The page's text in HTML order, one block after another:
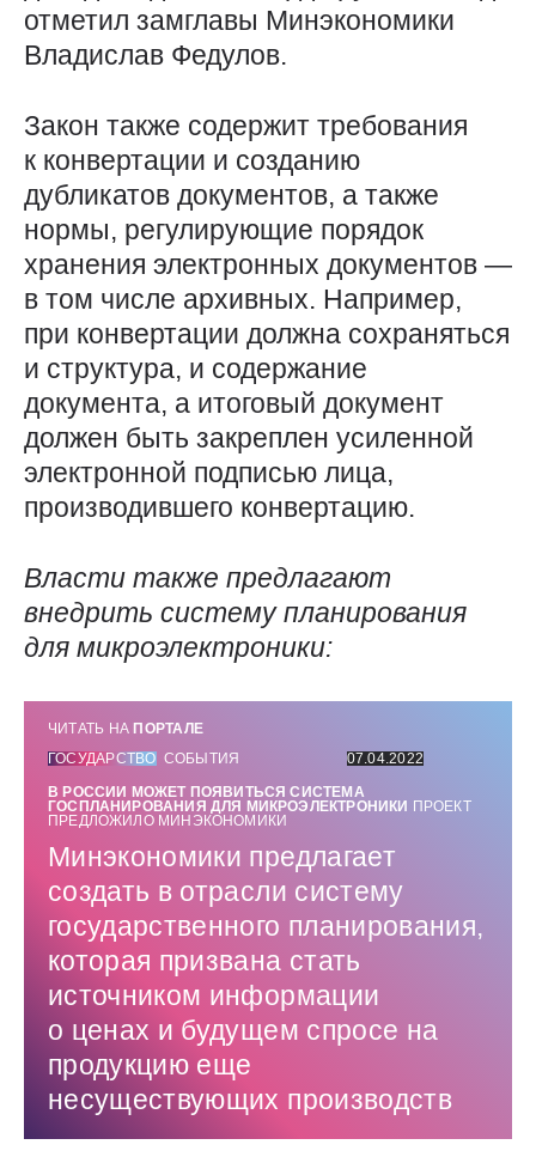
отметил замглавы Минэкономики
Владислав Федулов.
Закон также содержит требования
к конвертации и созданию
дубликатов документов, а также
нормы, регулирующие порядок
хранения электронных документов —
в том числе архивных. Например,
при конвертации должна сохраняться
и структура, и содержание
документа, а итоговый документ
должен быть закреплен усиленной
электронной подписью лица,
производившего конвертацию.
Власти также предлагают
внедрить систему планирования
для микроэлектроники:
ЧИТАТЬ НА ПОРТАЛЕ
ГОСУДАРСТВО СОБЫТИЯ
07.04.2022
В РОССИИ МОЖЕТ ПОЯВИТЬСЯ СИСТЕМА
ГОСПЛАНИРОВАНИЯ ДЛЯ МИКРОЭЛЕКТРОНИКИ ПРОЕКТ
ПРЕДЛОЖИЛО МИНЭКОНОМИКИ
Минэкономики предлагает
создать в отрасли систему
государственного планирования,
которая призвана стать
источником информации
о ценах и будущем спросе на
продукцию еще
несуществующих производств